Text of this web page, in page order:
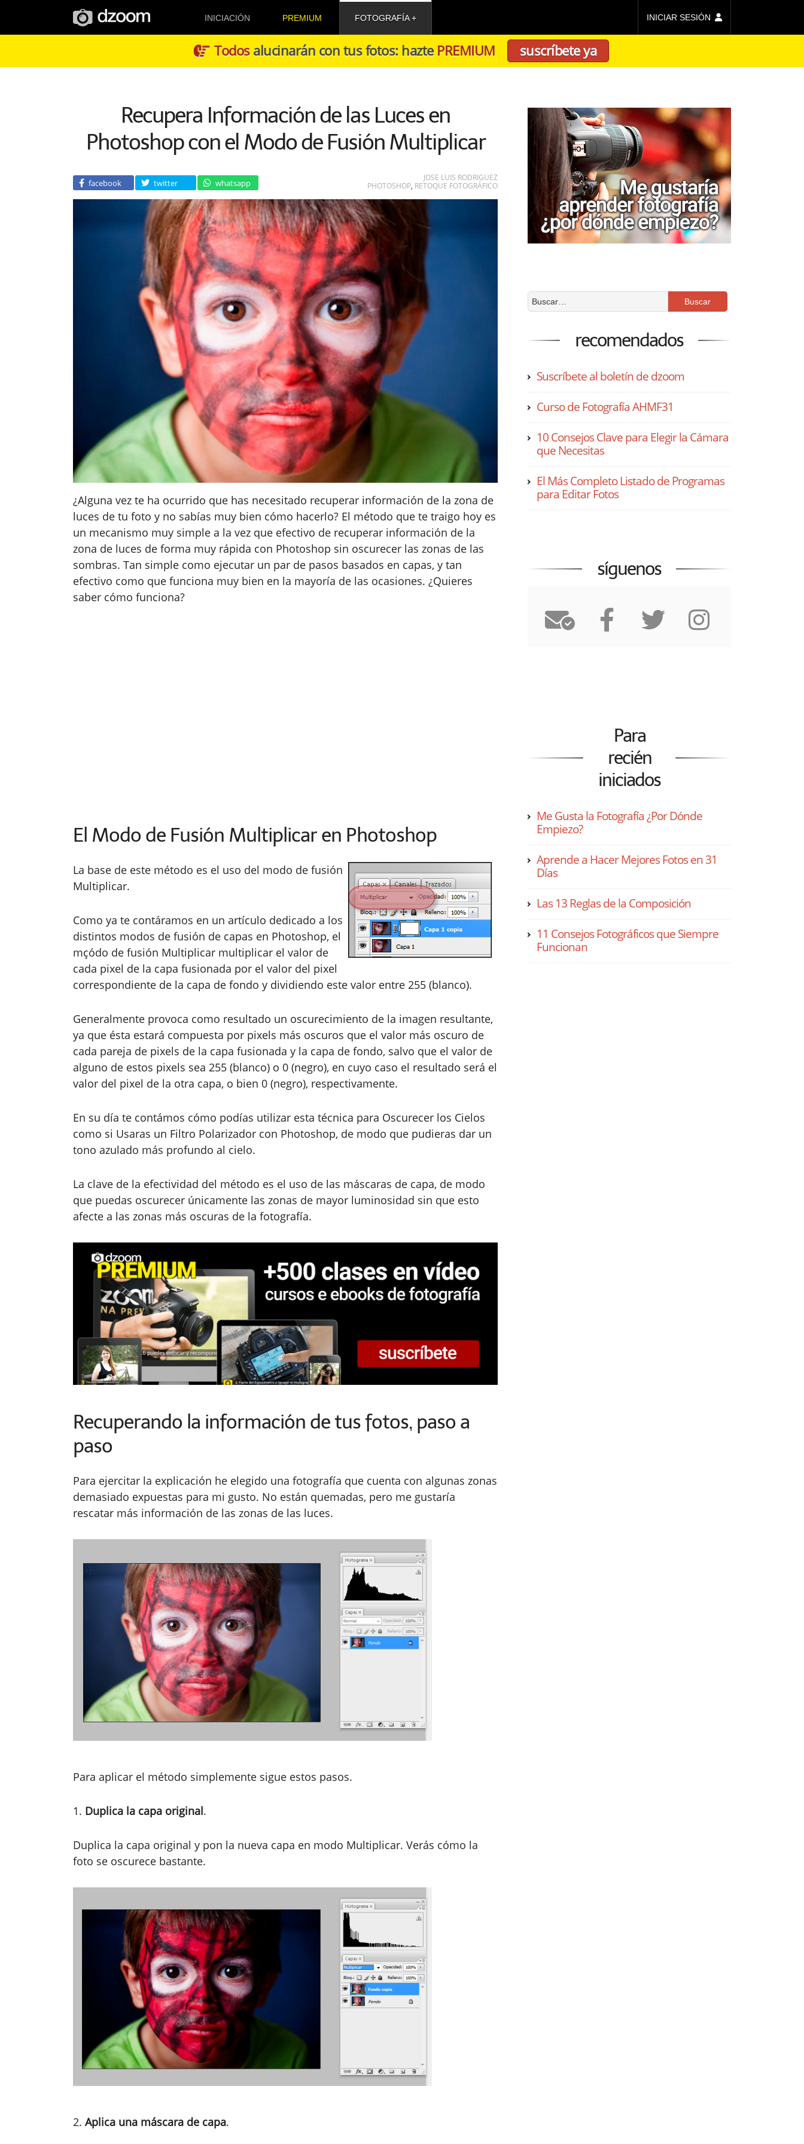
INICIACIÓN PREMIUM FOTOGRAFÍA INICIAR SESIÓN
Todosalucinarán con tus fotos: hazte PREMIUM suscríbete ya
Recupera Información de las Luces en
Photoshop con el Modo de Fusión Multiplicar
facebook twitter whatsapp
JOSE LUIS RODRIGUEZ
PHOTOSHOP, RETOQUE FOTOGRÁFICO
¿Alguna vez te ha ocurrido que has necesitado recuperar información de la zona de
luces de tu foto y no sabías muy bien cómo hacerlo? El método que te traigo hoy es
un mecanismo muy simple a la vez que efectivo de recuperar información de la
zona de luces de forma muy rápida con Photoshop sin oscurecer las zonas de las
sombras. Tan simple como ejecutar un par de pasos basados en capas, y tan
efectivo como que funciona muy bien en la mayoría de las ocasiones. ¿Quieres
saber cómo funciona?
El Modo de Fusión Multiplicar en Photoshop
La base de este método es el uso del modo de fusión
Multiplicar.
Como ya te contáramos en un artículo dedicado a los
distintos modos de fusión de capas en Photoshop, el
mçódo de fusión Multiplicar multiplicar el valor de
cada pixel de la capa fusionada por el valor del pixel
correspondiente de la capa de fondo y dividiendo este valor entre 255 (blanco).
Generalmente provoca como resultado un oscurecimiento de la imagen resultante,
ya que ésta estará compuesta por pixels más oscuros que el valor más oscuro de
cada pareja de pixels de la capa fusionada y la capa de fondo, salvo que el valor de
alguno de estos pixels sea 255 (blanco) o 0 (negro), en cuyo caso el resultado será el
valor del pixel de la otra capa, o bien 0 (negro), respectivamente.
En su día te contámos cómo podías utilizar esta técnica para Oscurecer los Cielos
como si Usaras un Filtro Polarizador con Photoshop, de modo que pudieras dar un
tono azulado más profundo al cielo.
La clave de la efectividad del método es el uso de las máscaras de capa, de modo
que puedas oscurecer únicamente las zonas de mayor luminosidad sin que esto
afecte a las zonas más oscuras de la fotografía.
Recuperando la información de tus fotos, paso a
paso
Para ejercitar la explicación he elegido una fotografía que cuenta con algunas zonas
demasiado expuestas para mi gusto. No están quemadas, pero me gustaría
rescatar más información de las zonas de las luces.
Para aplicar el método simplemente sigue estos pasos.
1. Duplica la capa original.
Duplica la capa original y pon la nueva capa en modo Multiplicar. Verás cómo la
foto se oscurece bastante.
2. Aplica una máscara de capa.
recomendados
Suscríbete al boletín de dzoom
Curso de Fotografía AHMF31
10 Consejos Clave para Elegir la Cámara
que Necesitas
El Más Completo Listado de Programas
para Editar Fotos
síguenos
Para
recién
iniciados
Me Gusta la Fotografía ¿Por Dónde
Empiezo?
Aprende a Hacer Mejores Fotos en 31
Días
Las 13 Reglas de la Composición
11 Consejos Fotográficos que Siempre
Funcionan